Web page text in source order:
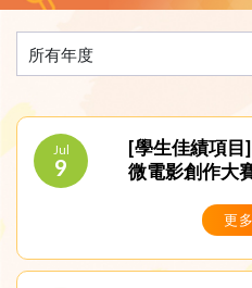
所有年度
Jul
9
[學生佳績項目
微電影創作大
更